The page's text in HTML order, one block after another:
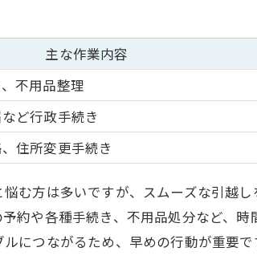
荷造りや不要品処分を成功させる
荷造りと処分作業の段取り比
引越し荷造りのタイミング
不要品処分を効率化するア
荷物整理で新居を快適にす
引越し当日までにやるべき
主な作業内容
不用品整理
ど行政手続き
住所変更手続き
悩む方は多いですが、スムーズな引越
約や各種手続き、不用品処分など、
につながるため、早めの行動が重要で